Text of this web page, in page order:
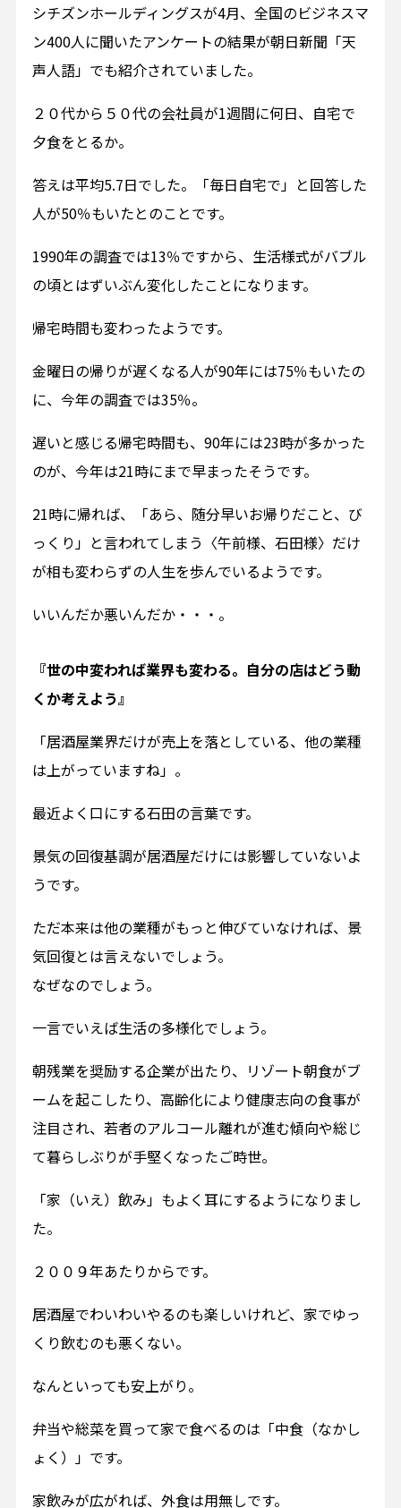
シチズンホールディングスが4月、全国のビジネスマ
ン400人に聞いたアンケートの結果が朝日新聞「天
声人語」でも紹介されていました。
２０代から５０代の会社員が1週間に何日、自宅で
夕食をとるか。
答えは平均5.7日でした。「毎日自宅で」と回答した
人が50％もいたとのことです。
1990年の調査では13％ですから、生活様式がバブル
の頃とはずいぶん変化したことになります。
帰宅時間も変わったようです。
金曜日の帰りが遅くなる人が90年には75％もいたの
に、今年の調査では35％。
遅いと感じる帰宅時間も、90年には23時が多かった
のが、今年は21時にまで早まったそうです。
21時に帰れば、「あら、随分早いお帰りだこと、び
っくり」と言われてしまう〈午前様、石田様〉だけ
が相も変わらずの人生を歩んでいるようです。
いいんだか悪いんだか・・・。
『世の中変われば業界も変わる。自分の店はどう動
くか考えよう』
「居酒屋業界だけが売上を落としている、他の業種
は上がっていますね」。
最近よく口にする石田の言葉です。
景気の回復基調が居酒屋だけには影響していないよ
うです。
ただ本来は他の業種がもっと伸びていなければ、景
気回復とは言えないでしょう。
なぜなのでしょう。
一言でいえば生活の多様化でしょう。
朝残業を奨励する企業が出たり、リゾート朝食がブ
ームを起こしたり、高齢化により健康志向の食事が
注目され、若者のアルコール離れが進む傾向や総じ
て暮らしぶりが手堅くなったご時世。
「家（いえ）飲み」もよく耳にするようになりまし
た。
２００９年あたりからです。
居酒屋でわいわいやるのも楽しいけれど、家でゆっ
くり飲むのも悪くない。
なんといっても安上がり。
弁当や総菜を買って家で食べるのは「中食（なかし
ょく）」です。
家飲みが広がれば、外食は用無しです。